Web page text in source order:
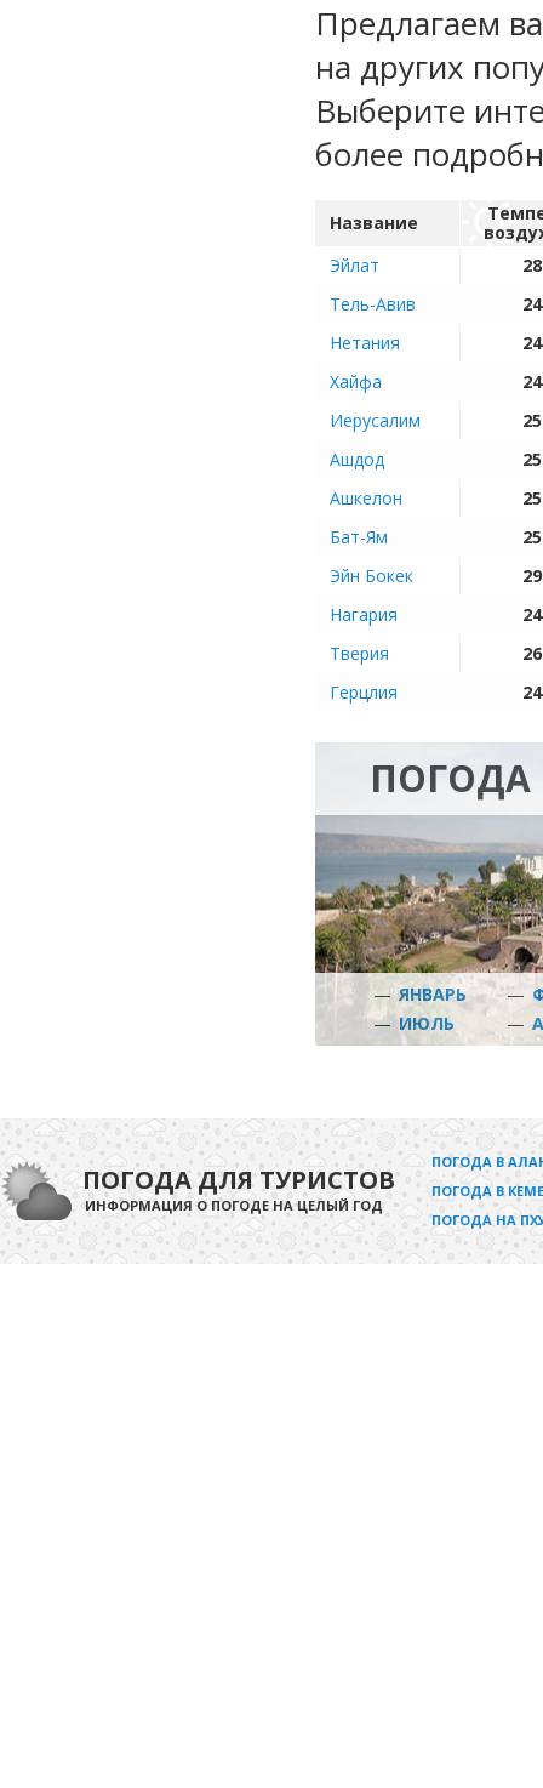
Предлагаем
на других
Выберите
более
Название
Эйлат
Тель-Авив
Нетания
Хайфа
Иерусалим
Ашдод
Ашкелон
Бат-Ям
Эйн Бокек
Нагария
Тверия
Герцлия
ПОГОДА
—ЯНВАРЬ —
— ИЮЛЬ —
ПОГОДА ДЛЯ ТУРИСТОВ
ИНФОРМАЦИЯ О ПОГОДЕ НА ЦЕЛЫЙ ГОД
ПОГОДА В
ПОГОДА В
ПОГОДА НА